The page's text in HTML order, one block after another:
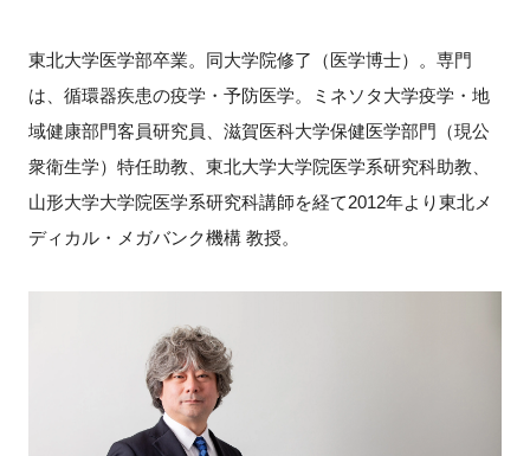
東北大学医学部卒業。同大学院修了（医学博士）。専門
は、循環器疾患の疫学・予防医学。ミネソタ大学疫学・地
域健康部門客員研究員、滋賀医科大学保健医学部門（現公
衆衛生学）特任助教、東北大学大学院医学系研究科助教、
山形大学大学院医学系研究科講師を経て2012年より東北メ
ディカル・メガバンク機構 教授。